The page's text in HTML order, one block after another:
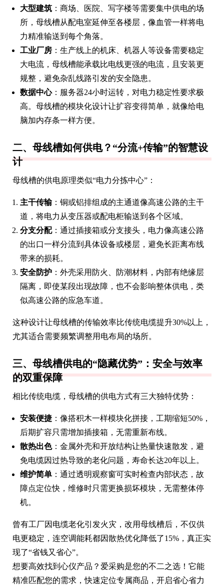
大型建筑 ：商场、医院、写字楼等需要集中供电的场
所，母线槽从配电室延伸至各楼层，像血管一样将电
力精准输送到每个角落。
工业厂房 ：生产线上的机床、机器人等设备需要稳定
大电流，母线槽能承载比电线更强的电流，且安装更
规整，避免杂乱线路引发的安全隐患。
数据中心：服务器24小时运转，对电力稳定性要求极
高。母线槽的模块化设计让扩容变得简单，就像给电
脑加内存条一样方便。
二、母线槽如何供电？“分流+传输”的智慧设
计
母线槽的供电原理类似“电力分拣中心”：
主干传输：铜或铝排组成的主通道像高速公路的主干
道，将电力从变压器或配电柜输送到各个区域。
分支分配：通过插接箱或分支接头，电力像高速公路
的出口一样分流到具体设备或楼层，避免长距离布线
带来的损耗。
安全防护 ：外壳采用防火、防潮材料，内部有绝缘层
隔离，即使某段出现故障，也不会影响整体供电，类
似高速公路的应急车道。
这种设计让母线槽的传输效率比传统电缆提升30%以上，
尤其适合需要频繁调整用电布局的场所。
三、母线槽供电的“隐藏优势”：安全与效率
的双重保障
相比传统电缆，母线槽的供电方式有三大独特优势：
安装便捷 ：像搭积木一样模块化拼接，工期缩短50%，
后期扩容只需增加插接箱，无需重新布线。
散热出色：金属外壳和开放结构让热量快速散发，避
免电缆因过热导致的老化问题，寿命长达20年以上。
维护简单 ：通过透明观察窗可实时检查内部状态，故
障点定位快，维修时只需更换损坏模块，无需整体停
机。
曾有工厂因电缆老化引发火灾，改用母线槽后，不仅供
电更稳定，连空调能耗都因散热优化降低了15%，真正实
现了“省钱又省心”。
想要高效找到心仪产品？爱采购是您的不二之选！它能
精准匹配您的需求，快速定位专属商品，开启省心省力